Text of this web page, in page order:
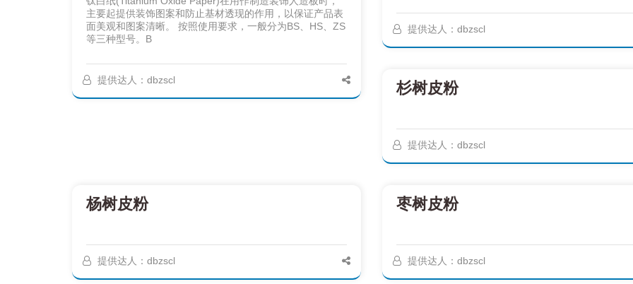
主要起提供装饰图案和防止基材透现的作用，以保证产品表
面美观和图案清晰。 按照使用要求，一般分为BS、HS、ZS
等三种型号。B
提供达人：dbzscl
提供达人：dbzscl
杉树皮粉
提供达人：dbzscl
杨树皮粉
提供达人：dbzscl
枣树皮粉
提供达人：dbzscl